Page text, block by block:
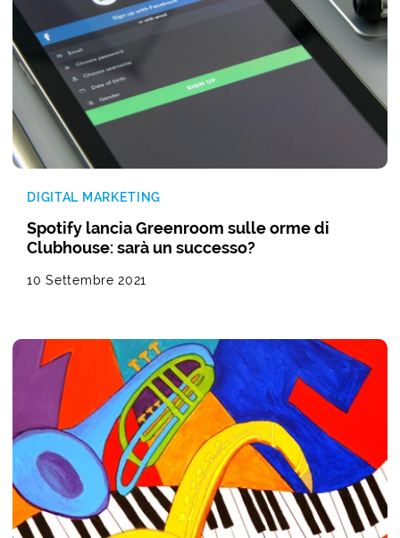
DIGITAL MARKETING
Spotify lancia Greenroom sulle orme di
Clubhouse: sarà un successo?
10 Settembre 2021